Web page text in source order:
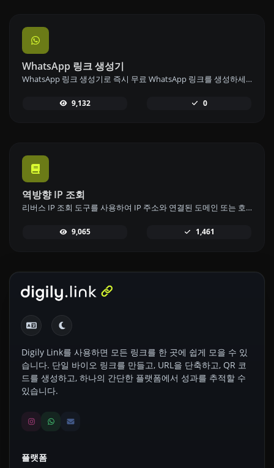
WhatsApp 링크 생성기
WhatsApp 링크 생성기로 즉시 무료 WhatsApp 링크를 생성하세요. 맞춤 메시지를 추가하고 로그인이나 코딩 없이 한 번의 클릭으로 채팅을 시작하세요.
9,132 0
역방향 IP 조회
리버스 IP 조회 도구를 사용하여 IP 주소와 연결된 도메인 또는 호스트를 빠르고 쉽게 찾으세요.
9,065 1,461
Digily Link를 사용하면 모든 링크를 한 곳에 쉽게 모을 수 있
습니다. 단일 바이오 링크를 만들고, URL을 단축하고, QR 코
드를 생성하고, 하나의 간단한 플랫폼에서 성과를 추적할 수
있습니다.
플랫폼